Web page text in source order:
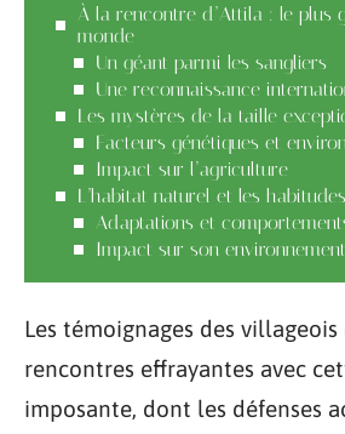
À la rencontre d’Attila : le plus
monde
Un géant parmi les sangliers
Une reconnaissance
Les mystères de la taille
Facteurs génétiques et
Impact sur l’agriculture
L’habitat naturel et les
Adaptations et
Impact sur son environnement
Les témoignages des
rencontres effrayantes avec
imposante, dont les défenses